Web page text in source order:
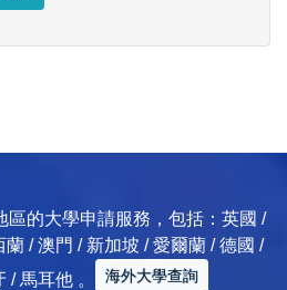
區的大學申請服務，包括：英國 /
/ 澳門 / 新加坡 / 愛爾蘭 / 德國 /
/ 馬耳他 。
海外大學查詢